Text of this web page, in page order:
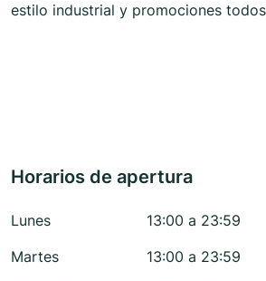
estilo industrial y promociones
Horarios de apertura
Lunes
13:00 a 23:59
Martes
13:00 a 23:59